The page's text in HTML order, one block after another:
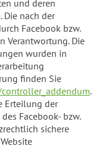
und deren
Die nach der
Facebook bzw.
Verantwortung. Die
wurden in
finden Sie
.
Erteilung der
Facebook- bzw.
sichere